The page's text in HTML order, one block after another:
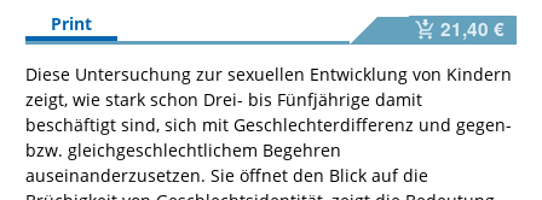
Print
21,40 €
Diese Untersuchung zur sexuellen Entwicklung von Kindern
zeigt, wie stark schon Drei- bis Fünfjährige damit
beschäftigt sind, sich mit Geschlechterdifferenz und gegen-
bzw. gleichgeschlechtlichem Begehren
auseinanderzusetzen. Sie öffnet den Blick auf die